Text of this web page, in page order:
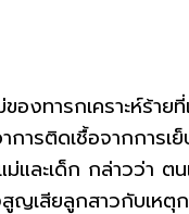
องทารกเคราะห์ร้าย
การติดเชื้อจากการเ
และเด็ก กล่าวว่า ตน
ญเสียลูกสาวกับเหตุ